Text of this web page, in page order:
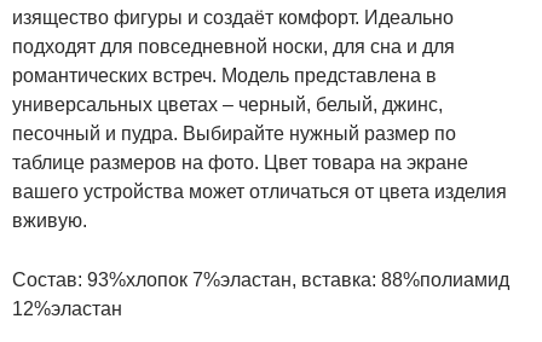
изящество фигуры и создаёт комфорт. Идеально
подходят для повседневной носки, для сна и для
романтических встреч. Модель представлена в
универсальных цветах – черный, белый, джинс,
песочный и пудра. Выбирайте нужный размер по
таблице размеров на фото. Цвет товара на экране
вашего устройства может отличаться от цвета изделия
вживую.
Состав: 93%хлопок 7%эластан, вставка: 88%полиамид
12%эластан